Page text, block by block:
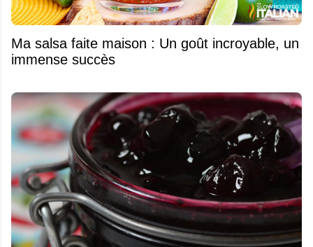
Ma salsa faite maison : Un goût incroyable, un
immense succès